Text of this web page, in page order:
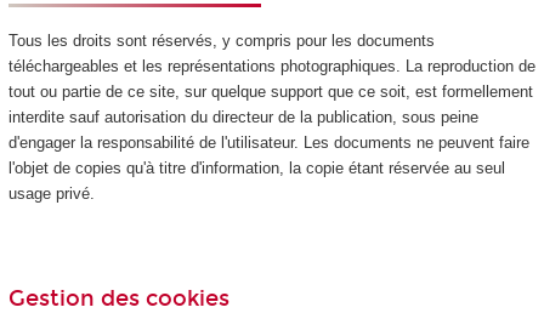
Tous les droits sont réservés, y compris pour les documents
téléchargeables et les représentations photographiques. La reproduction de
tout ou partie de ce site, sur quelque support que ce soit, est formellement
interdite sauf autorisation du directeur de la publication, sous peine
d'engager la responsabilité de l'utilisateur. Les documents ne peuvent faire
l'objet de copies qu'à titre d'information, la copie étant réservée au seul
usage privé.
Gestion des cookies